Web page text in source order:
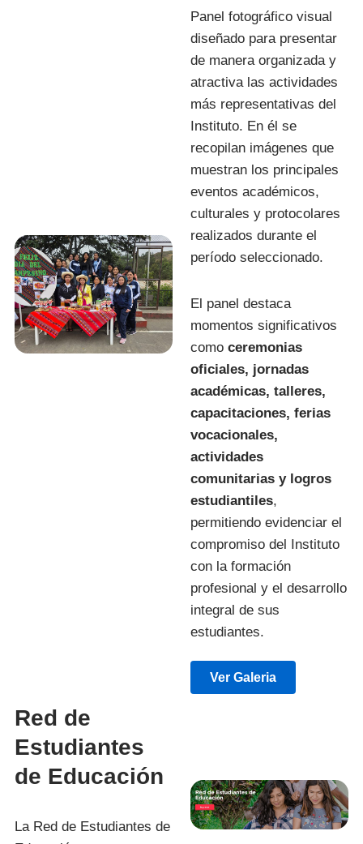
Panel fotográfico visual
diseñado para presentar
de manera organizada y
atractiva las actividades
más representativas del
Instituto. En él se
recopilan imágenes que
muestran los principales
eventos académicos,
culturales y protocolares
realizados durante el
período seleccionado.
El panel destaca
momentos significativos
como ceremonias
oficiales, jornadas
académicas, talleres,
capacitaciones, ferias
vocacionales,
actividades
comunitarias y logros
estudiantiles,
permitiendo evidenciar el
compromiso del Instituto
con la formación
profesional y el desarrollo
integral de sus
estudiantes.
Ver Galeria
Red de
Estudiantes
de Educación
La Red de Estudiantes de